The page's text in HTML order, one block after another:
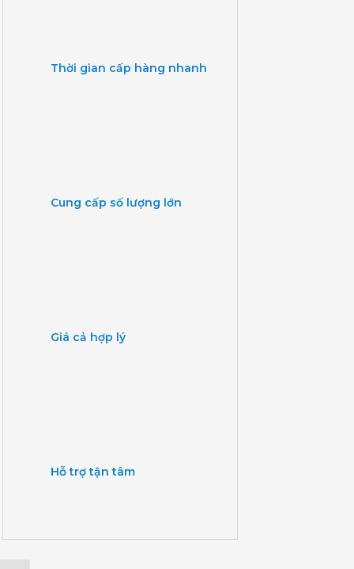
Thời gian cấp hàng nhanh
Cung cấp số lượng lớn
Giá cả hợp lý
Hỗ trợ tận tâm